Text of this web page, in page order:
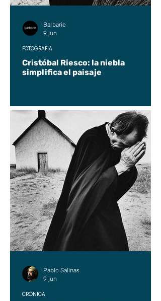
Cristóbal Riesco: la niebla
simplifica el paisaje
FOTOGRAFÍA
Barbarie
9 jun
CRÓNICA
Pablo Salinas
9 jun